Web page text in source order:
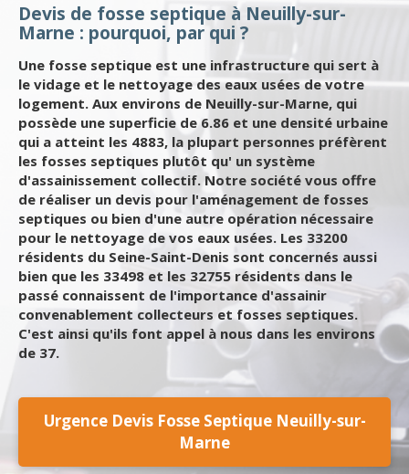
Devis de fosse septique à Neuilly-sur-
Marne : pourquoi, par qui ?
Une fosse septique est une infrastructure qui sert à
le vidage et le nettoyage des eaux usées de votre
logement. Aux environs de Neuilly-sur-Marne, qui
possède une superficie de 6.86 et une densité urbaine
qui a atteint les 4883, la plupart personnes préfèrent
les fosses septiques plutôt qu' un système
d'assainissement collectif. Notre société vous offre
de réaliser un devis pour l'aménagement de fosses
septiques ou bien d'une autre opération nécessaire
pour le nettoyage de vos eaux usées. Les 33200
résidents du Seine-Saint-Denis sont concernés aussi
bien que les 33498 et les 32755 résidents dans le
passé connaissent de l'importance d'assainir
convenablement collecteurs et fosses septiques.
C'est ainsi qu'ils font appel à nous dans les environs
de 37.
Urgence Devis Fosse Septique Neuilly-sur-
Marne